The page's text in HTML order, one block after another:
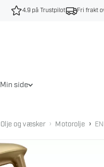
4.9 på Trustpilot Fri frakt
Min side
Olje og væsker › Motorolje ›